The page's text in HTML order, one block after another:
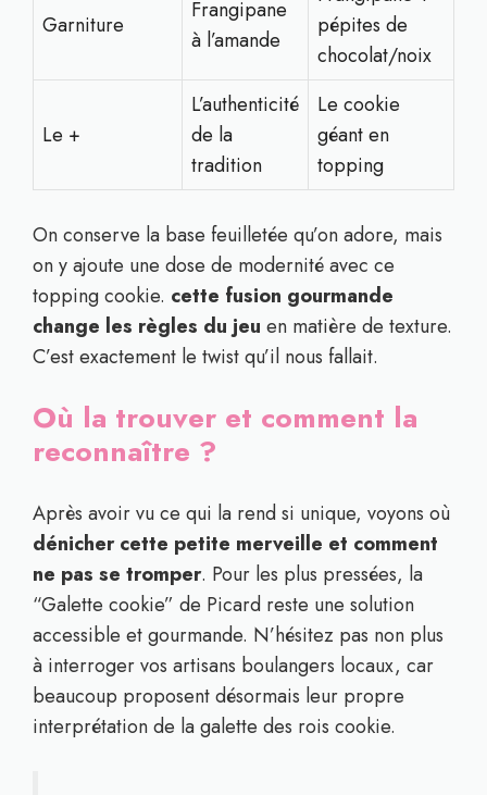
Garniture
Frangipane
à l’amande
pépites de
chocolat/noix
Le +
L’authenticité
de la
tradition
Le cookie
géant en
topping
On conserve la base feuilletée qu’on adore, mais
on y ajoute une dose de modernité avec ce
topping cookie. cette fusion gourmande
change les règles du jeu en matière de texture.
C’est exactement le twist qu’il nous fallait.
Où la trouver et comment la
reconnaître ?
Après avoir vu ce qui la rend si unique, voyons où
dénicher cette petite merveille et comment
ne pas se tromper. Pour les plus pressées, la
“Galette cookie” de Picard reste une solution
accessible et gourmande. N’hésitez pas non plus
à interroger vos artisans boulangers locaux, car
beaucoup proposent désormais leur propre
interprétation de la galette des rois cookie.